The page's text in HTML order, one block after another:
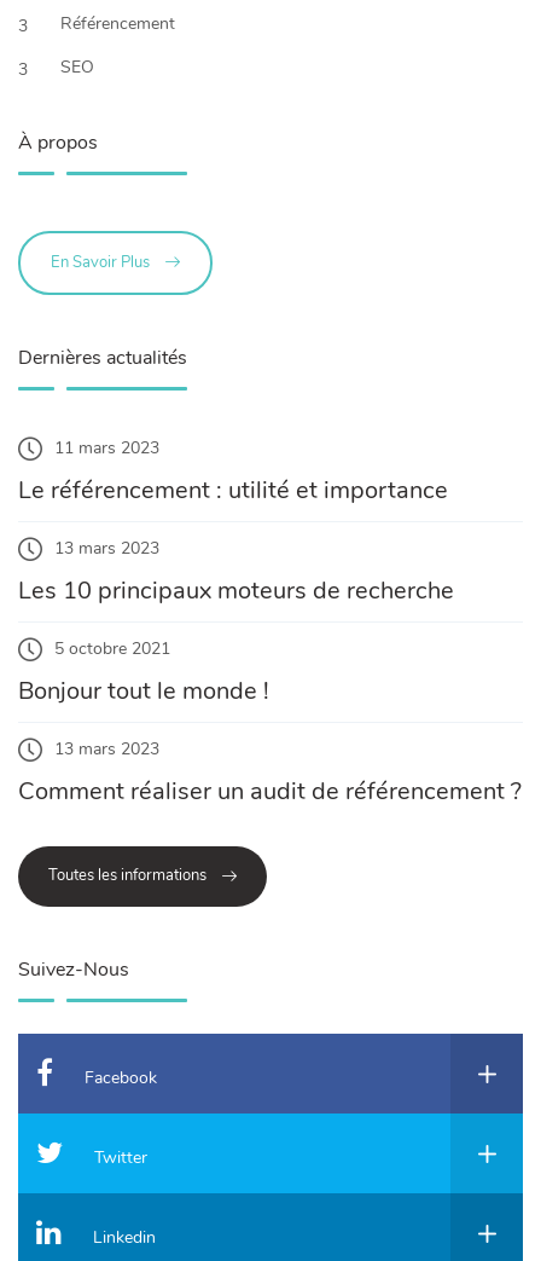
3
Référencement
3
SEO
À propos
En Savoir Plus
Dernières actualités
11 mars 2023
Le référencement : utilité et importance
13 mars 2023
Les 10 principaux moteurs de recherche
5 octobre 2021
Bonjour tout le monde !
13 mars 2023
Comment réaliser un audit de référencement ?
Toutes les informations
Suivez-Nous
Facebook
Twitter
Linkedin